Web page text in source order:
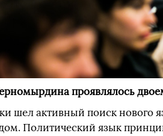
проявлялось
шел активный поиск нового
Политический язык